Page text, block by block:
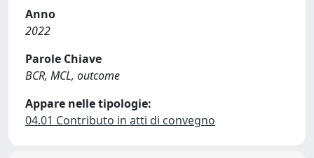
Anno
2022
Parole Chiave
BCR, MCL, outcome
Appare nelle tipologie:
04.01 Contributo in atti di convegno